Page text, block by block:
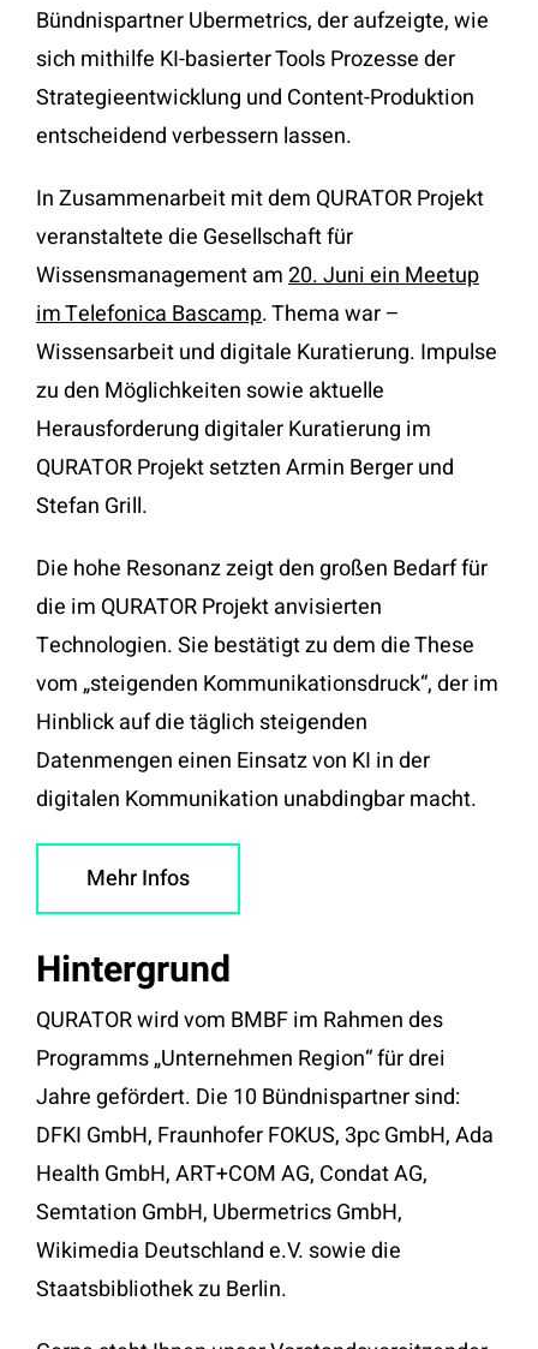
Bündnispartner Ubermetrics, der aufzeigte, wie
sich mithilfe KI-basierter Tools Prozesse der
Strategieentwicklung und Content-Produktion
entscheidend verbessern lassen.
In Zusammenarbeit mit dem QURATOR Projekt
veranstaltete die Gesellschaft für
Wissensmanagement am20. Juni ein Meetup
im Telefonica Bascamp. Thema war –
Wissensarbeit und digitale Kuratierung. Impulse
zu den Möglichkeiten sowie aktuelle
Herausforderung digitaler Kuratierung im
QURATOR Projekt setzten Armin Berger und
Stefan Grill.
Die hohe Resonanz zeigt den großen Bedarf für
die im QURATOR Projekt anvisierten
Technologien. Sie bestätigt zu dem die These
vom „steigenden Kommunikationsdruck“, der im
Hinblick auf die täglich steigenden
Datenmengen einen Einsatz von KI in der
digitalen Kommunikation unabdingbar macht.
Mehr Infos
Hintergrund
QURATOR wird vom BMBF im Rahmen des
Programms „Unternehmen Region“ für drei
Jahre gefördert. Die 10 Bündnispartner sind:
DFKI GmbH, Fraunhofer FOKUS, 3pc GmbH, Ada
Health GmbH, ART+COM AG, Condat AG,
Semtation GmbH, Ubermetrics GmbH,
Wikimedia Deutschland e.V. sowie die
Staatsbibliothek zu Berlin.